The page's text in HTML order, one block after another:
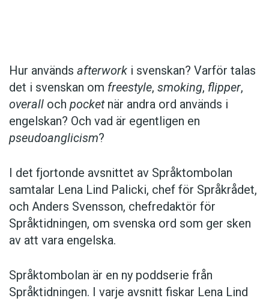
Hantera cookie-inställningar
Hur används afterwork i svenskan? Varför talas
det i svenskan om freestyle, smoking, flipper,
overall och pocketnär andra ord används i
engelskan? Och vad är egentligen en
pseudoanglicism?
I det fjortonde avsnittet av Språktombolan
samtalar Lena Lind Palicki, chef för Språkrådet,
och Anders Svensson, chefredaktör för
Språktidningen, om svenska ord som ger sken
av att vara engelska.
Språktombolan är en ny poddserie från
Språktidningen. I varje avsnitt fiskar Lena Lind